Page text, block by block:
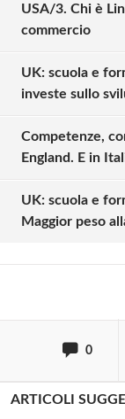
USA/3. Chi è
commercio
UK: scuola e
investe sullo
Competenze,
England. E in
UK: scuola e
Maggior peso
0
Solo gli
Effettua il
ARTICOLI